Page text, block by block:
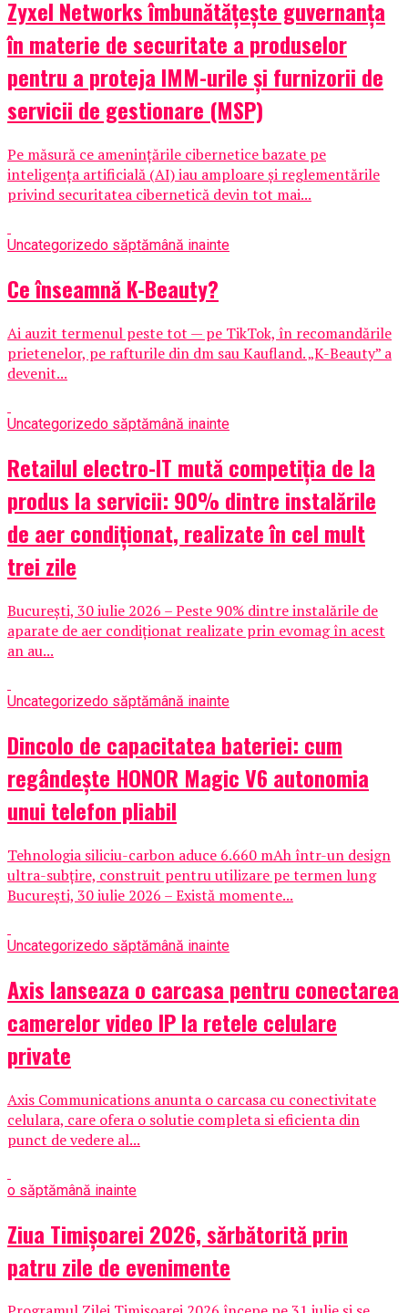
Zyxel Networks îmbunătățește guvernanța
în materie de securitate a produselor
pentru a proteja IMM-urile și furnizorii de
servicii de gestionare (MSP)
Pe măsură ce amenințările cibernetice bazate pe
inteligența artificială (AI) iau amploare și reglementările
privind securitatea cibernetică devin tot mai...
Uncategorizedo săptămână inainte
Ce înseamnă K-Beauty?
Ai auzit termenul peste tot — pe TikTok, în recomandările
prietenelor, pe rafturile din dm sau Kaufland. „K-Beauty” a
devenit...
Uncategorizedo săptămână inainte
Retailul electro-IT mută competiția de la
produs la servicii: 90% dintre instalările
de aer condiționat, realizate în cel mult
trei zile
București, 30 iulie 2026 – Peste 90% dintre instalările de
aparate de aer condiționat realizate prin evomag în acest
an au...
Uncategorizedo săptămână inainte
Dincolo de capacitatea bateriei: cum
regândește HONOR Magic V6 autonomia
unui telefon pliabil
Tehnologia siliciu-carbon aduce 6.660 mAh într-un design
ultra-subțire, construit pentru utilizare pe termen lung
București, 30 iulie 2026 – Există momente...
Uncategorizedo săptămână inainte
Axis lanseaza o carcasa pentru conectarea
camerelor video IP la retele celulare
private
Axis Communications anunta o carcasa cu conectivitate
celulara, care ofera o solutie completa si eficienta din
punct de vedere al...
o săptămână inainte
Ziua Timișoarei 2026, sărbătorită prin
patru zile de evenimente